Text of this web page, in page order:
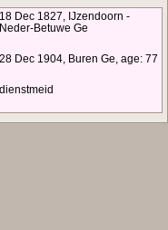
18 Dec 1827, IJzendoorn -
Neder-Betuwe Ge
28 Dec 1904, Buren Ge, age: 77
dienstmeid